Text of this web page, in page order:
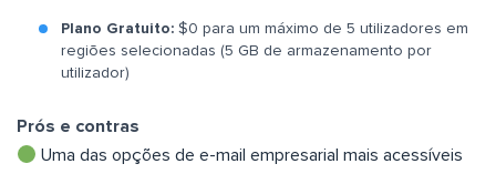
Plano Gratuito: $0 para um máximo de 5 utilizadores em
regiões selecionadas (5 GB de armazenamento por
utilizador)
Prós e contras
Uma das opções de e-mail empresarial mais acessíveis